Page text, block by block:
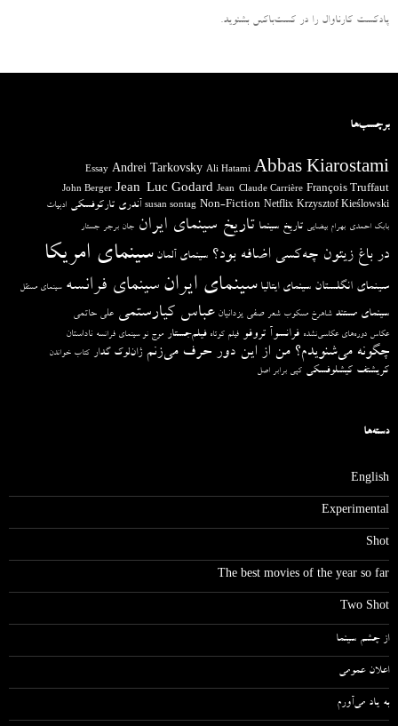
پادکست کارناوال را در کست‌باکس بشنوید.
برچسب‌ها
Abbas Kiarostami
Ali Hatami
Andrei Tarkovsky
Essay
François Truffaut
Jean-Claude Carrière
Jean-Luc Godard
John Berger
Krzysztof Kieślowski
Netflix
Non-Fiction
susan sontag آندری تارکوفسکی ادبیات
بابک احمدی بهرام بیضایی تاریخ سینما تاریخ سینمای ایران جان برجر جستار
در باغ زیتون چه‌کسی اضافه بود؟ سینمای آلمان سینمای امریکا
سینمای انگلستان سینمای ایتالیا سینمای ایران سینمای فرانسه سینمای مستقل
سینمای مستند شاهرخ مسکوب شعر صفی یزدانیان عباس کیارستمی علی حاتمی
عکاس دوره‌های عکاسی‌نشده فرانسوآ تروفو فیلم کوتاه فیلم‌جستار موج نو سینمای فرانسه ناداستان
چگونه می‌شنویدم؟ من از این دور حرف می‌زنم ژان‌لوک گدار کتاب خواندن
کریشتف کیشلوفسکی کپی برابر اصل
دسته‌ها
English
Experimental
Shot
The best movies of the year so far
Two Shot
از چشم سینما
اعلان عمومی
به یاد می‌آورم